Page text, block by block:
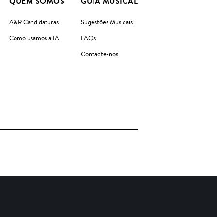
A&R Candidaturas
Como usamos a IA
Sugestões Musicais
FAQs
Contacte-nos